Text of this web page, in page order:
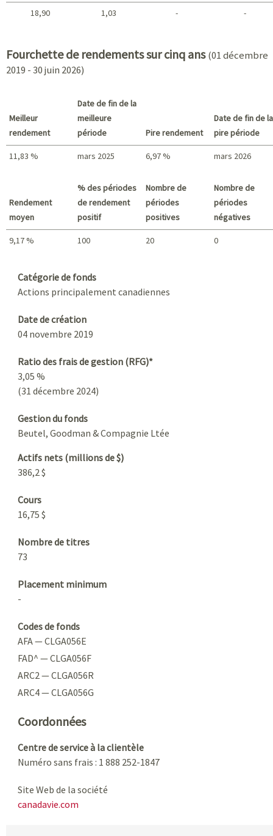
18,90 1,03 - -
Fourchette de rendements sur cinq ans (01 décembre
2019 - 30 juin 2026)
Meilleur
rendement
Date de fin de la
meilleure
période
Pire rendement
Date de fin de la
pire période
11,83 % mars 2025 6,97 % mars 2026
Rendement
moyen
% des périodes
de rendement
positif
Nombre de
périodes
positives
Nombre de
périodes
négatives
9,17 % 100 20 0
Catégorie de fonds
Actions principalement canadiennes
Date de création
04 novembre 2019
Ratio des frais de gestion (RFG)*
3,05 %
(31 décembre 2024)
Gestion du fonds
Beutel, Goodman & Compagnie Ltée
Actifs nets (millions de $)
386,2 $
Cours
16,75 $
Nombre de titres
73
Placement minimum
-
Codes de fonds
AFA — CLGA056E
FAD^ — CLGA056F
ARC2 — CLGA056R
ARC4 — CLGA056G
Coordonnées
Centre de service à la clientèle
Numéro sans frais : 1 888 252-1847
Site Web de la société
canadavie.com